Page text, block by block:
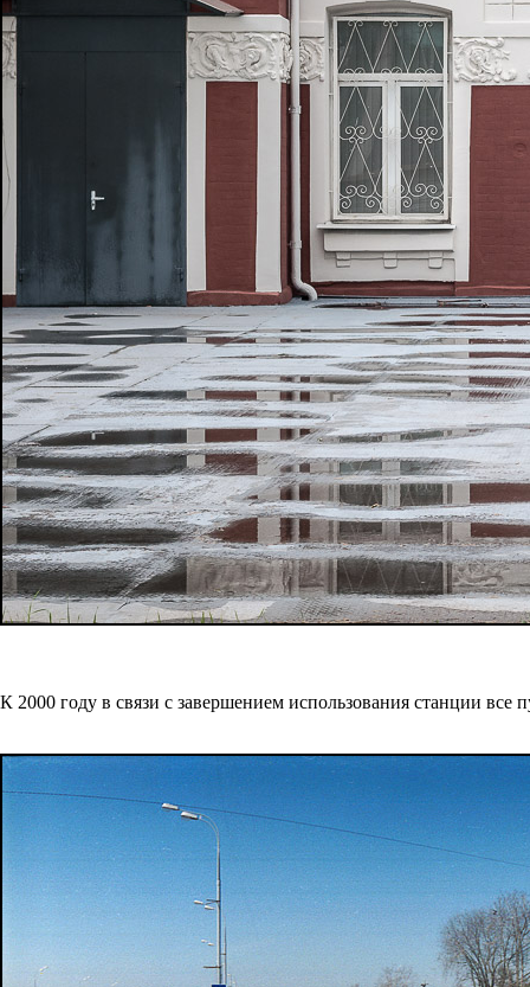
К 2000 году в связи с завершением использования станции все